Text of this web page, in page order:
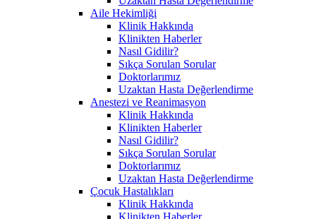
Aile Hekimliği
Klinik Hakkında
Klinikten Haberler
Nasıl Gidilir?
Sıkça Sorulan Sorular
Doktorlarımız
Uzaktan Hasta Değerlendirme
Anestezi ve Reanimasyon
Klinik Hakkında
Klinikten Haberler
Nasıl Gidilir?
Sıkça Sorulan Sorular
Doktorlarımız
Uzaktan Hasta Değerlendirme
Çocuk Hastalıkları
Klinik Hakkında
Klinikten Haberler